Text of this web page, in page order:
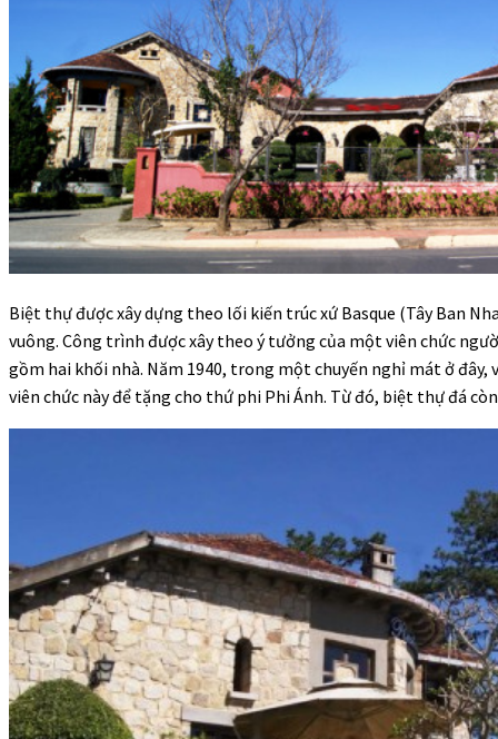
Biệt thự được xây dựng theo lối kiến trúc xứ Basque (Tây Ban
vuông. Công trình được xây theo ý tưởng của một viên chức
gồm hai khối nhà. Năm 1940, trong một chuyến nghỉ mát ở đây,
viên chức này để tặng cho thứ phi Phi Ánh. Từ đó, biệt thự đá